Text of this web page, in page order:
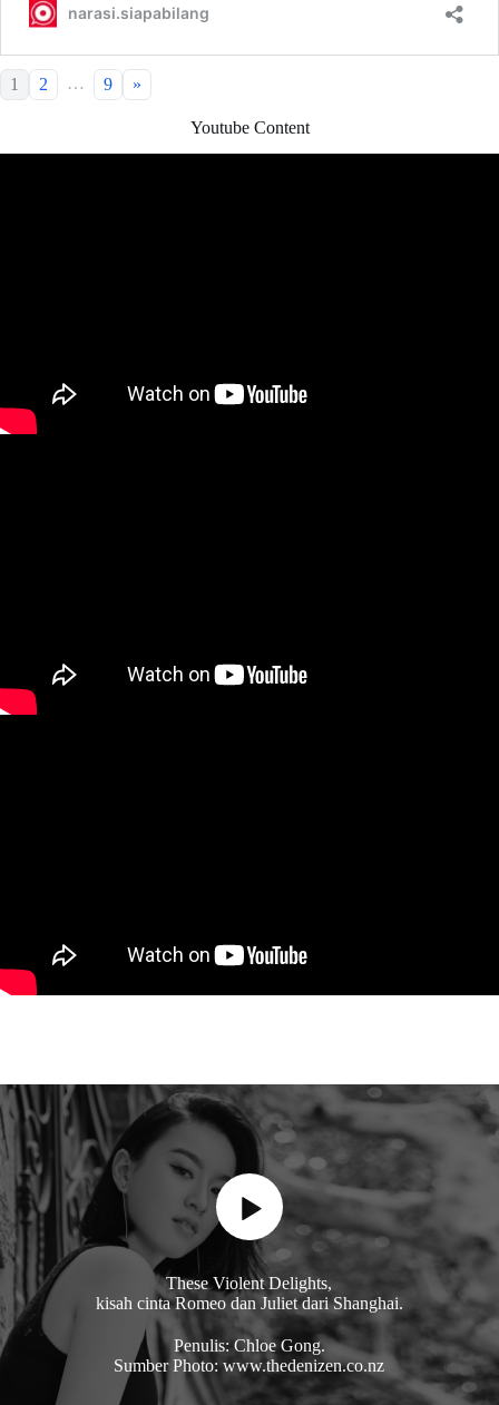
1 2 … 9 »
Youtube Content
These Violent Delights,
kisah cinta Romeo dan Juliet dari Shanghai.
Penulis: Chloe Gong.
Sumber Photo: www.thedenizen.co.nz